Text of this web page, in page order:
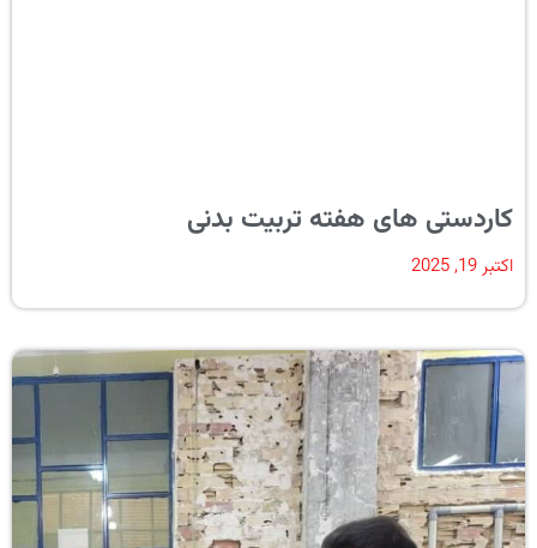
کاردستی های هفته تربیت بدنی
اکتبر 19, 2025